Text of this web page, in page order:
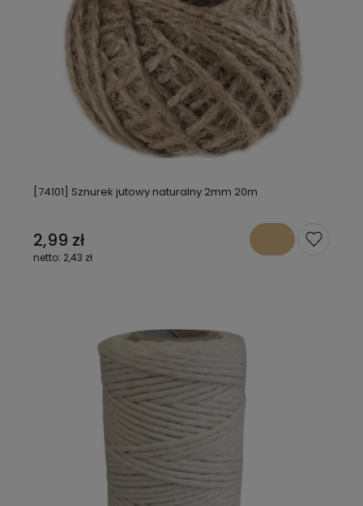
[74101] Sznurek jutowy naturalny 2mm 20m
2,99 zł
2,43 zł